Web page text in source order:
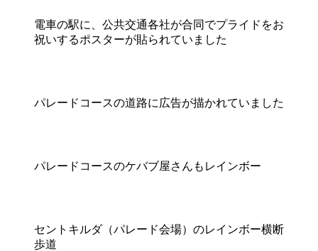
電車の駅に、公共交通各社が合同でプライドをお
祝いするポスターが貼られていました
パレードコースの道路に広告が描かれていました
パレードコースのケバブ屋さんもレインボー
セントキルダ（パレード会場）のレインボー横断
歩道